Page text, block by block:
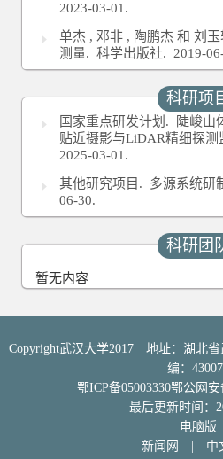
2023-03-01.
单杰 , 邓非 , 陶鹏杰 和 刘
测量. 科学出版社. 2019-
科研项
国家重点研发计划.
陡峻山
贴近摄影与LiDAR精细探测
2025-03-01.
其他研究项目.
多源系统研
06-30.
科研团
暂无内容
Copyright武汉大学2017 地址：湖北
编：
鄂ICP备05003330鄂公网安
最后更新时间：
电脑版
新闻网
中